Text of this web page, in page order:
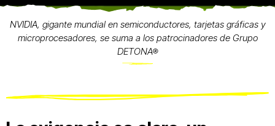
NVIDIA, gigante mundial en semiconductores, tarjetas gráficas y
microprocesadores, se suma a los patrocinadores de Grupo
DETONA®